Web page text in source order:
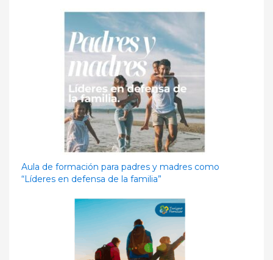
Aula de formación para padres y madres como
“Líderes en defensa de la familia”